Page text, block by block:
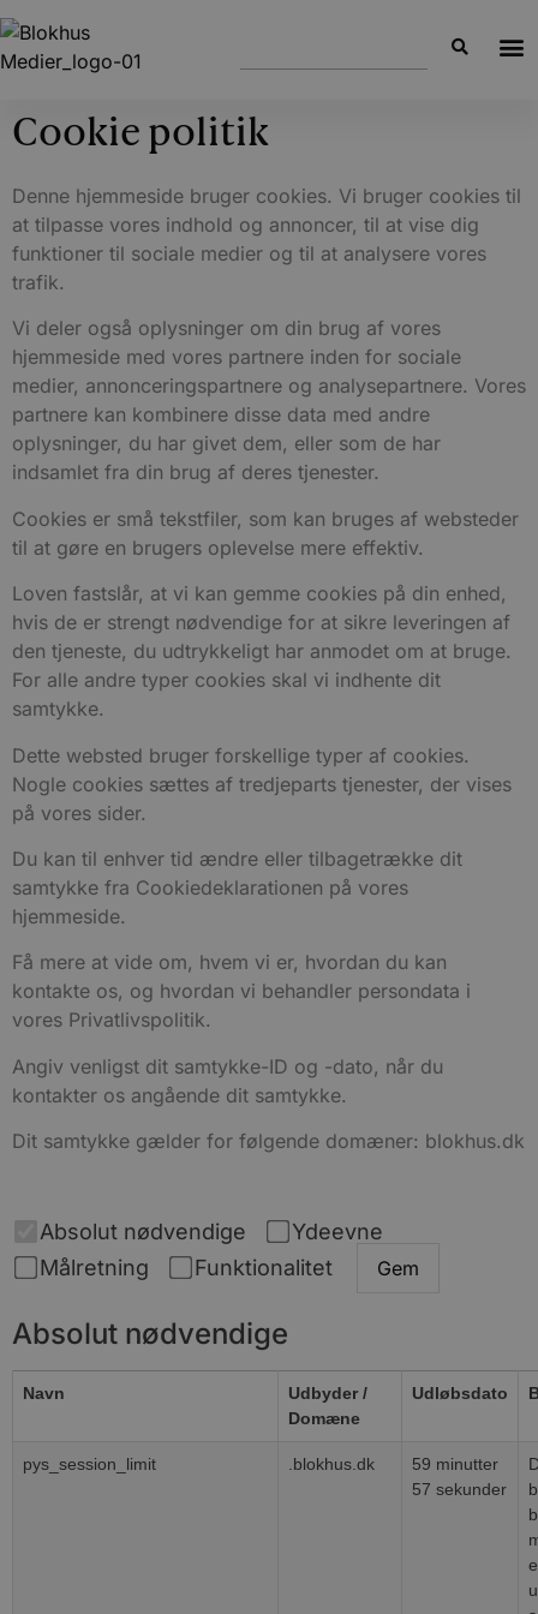
Cookie politik
Denne hjemmeside bruger cookies. Vi bruger cookies til
at tilpasse vores indhold og annoncer, til at vise dig
funktioner til sociale medier og til at analysere vores
trafik.
Vi deler også oplysninger om din brug af vores
hjemmeside med vores partnere inden for sociale
medier, annonceringspartnere og analysepartnere. Vores
partnere kan kombinere disse data med andre
oplysninger, du har givet dem, eller som de har
indsamlet fra din brug af deres tjenester.
Cookies er små tekstfiler, som kan bruges af websteder
til at gøre en brugers oplevelse mere effektiv.
Loven fastslår, at vi kan gemme cookies på din enhed,
hvis de er strengt nødvendige for at sikre leveringen af
den tjeneste, du udtrykkeligt har anmodet om at bruge.
For alle andre typer cookies skal vi indhente dit
samtykke.
Dette websted bruger forskellige typer af cookies.
Nogle cookies sættes af tredjeparts tjenester, der vises
på vores sider.
Du kan til enhver tid ændre eller tilbagetrække dit
samtykke fra Cookiedeklarationen på vores
hjemmeside.
Få mere at vide om, hvem vi er, hvordan du kan
kontakte os, og hvordan vi behandler persondata i
vores Privatlivspolitik.
Angiv venligst dit samtykke-ID og -dato, når du
kontakter os angående dit samtykke.
Dit samtykke gælder for følgende domæner: blokhus.dk
Absolut nødvendige
Ydeevne
Målretning
Funktionalitet Gem
Absolut nødvendige
Navn
Udbyder /
Domæne
Udløbsdato
pys_session_limit .blokhus.dk
59 minutter
57 sekunder